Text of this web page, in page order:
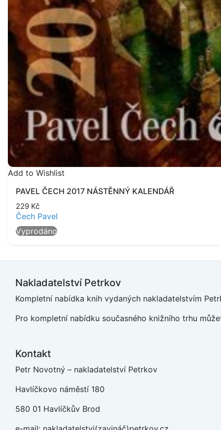
Add to Wishlist
PAVEL ČECH 2017 NÁSTĚNNÝ KALENDÁŘ
229 Kč
Čech Pavel
Vyprodáno
Nakladatelství Petrkov
Kompletní nabídka knih vydaných nakladatelstvím
Pro kompletní nabídku současného knižního trhu
Kontakt
Petr Novotný – nakladatelství Petrkov
Havlíčkovo náměstí 180
580 01 Havlíčkův Brod